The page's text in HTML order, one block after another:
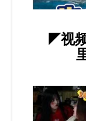
◤视